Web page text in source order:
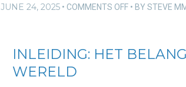
JUNE 24, 2025 COMMENTS OFFON
HELPT
BY STEVE
INLEIDING: HET
WERELD